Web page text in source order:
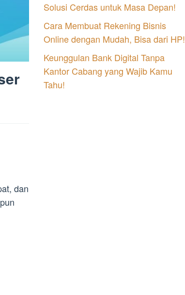
dan
Solusi Cerdas untuk Masa Depan!
Cara Membuat Rekening Bisnis
Online dengan Mudah, Bisa dari HP!
Keunggulan Bank Digital Tanpa
Kantor Cabang yang Wajib Kamu
Tahu!